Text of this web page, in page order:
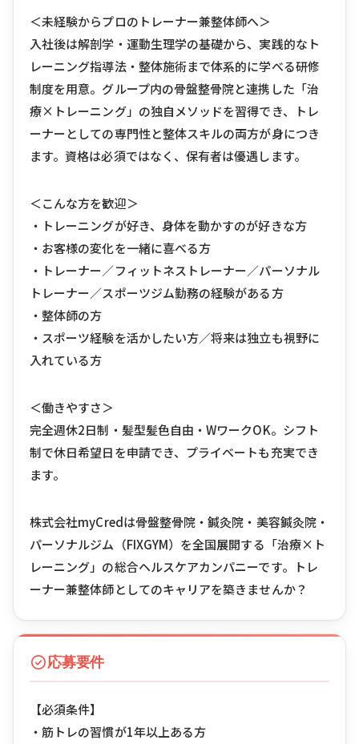
＜未経験からプロのトレーナー兼整体師へ＞
入社後は解剖学・運動生理学の基礎から、実践的なト
レーニング指導法・整体施術まで体系的に学べる研修
制度を用意。グループ内の骨盤整骨院と連携した「治
療×トレーニング」の独自メソッドを習得でき、トレ
ーナーとしての専門性と整体スキルの両方が身につき
ます。資格は必須ではなく、保有者は優遇します。
＜こんな方を歓迎＞
・トレーニングが好き、身体を動かすのが好きな方
・お客様の変化を一緒に喜べる方
・トレーナー／フィットネストレーナー／パーソナル
トレーナー／スポーツジム勤務の経験がある方
・整体師の方
・スポーツ経験を活かしたい方／将来は独立も視野に
入れている方
＜働きやすさ＞
完全週休2日制・髪型髪色自由・WワークOK。シフト
制で休日希望日を申請でき、プライベートも充実でき
ます。
株式会社myCredは骨盤整骨院・鍼灸院・美容鍼灸院・
パーソナルジム（FIXGYM）を全国展開する「治療×ト
レーニング」の総合ヘルスケアカンパニーです。トレ
ーナー兼整体師としてのキャリアを築きませんか？
応募要件
【必須条件】
・筋トレの習慣が1年以上ある方